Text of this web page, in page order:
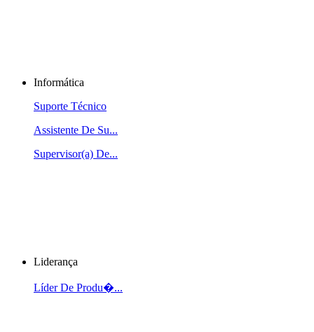
Informática
Suporte Técnico
Assistente De Su...
Supervisor(a) De...
Liderança
Líder De Produ�...